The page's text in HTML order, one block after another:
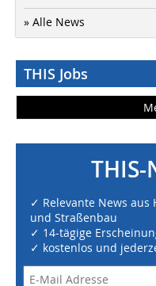
» Alle News
THIS Jobs
✓ Relevante News aus
und Straßenbau
✓ 14-tägige
✓ kostenlos und